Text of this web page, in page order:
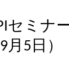
セミ
5日）